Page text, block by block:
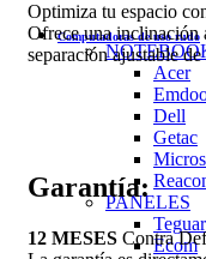
Computadoras de uso rudo
Acer
Dell
Getac
PANELES
Teguar
Ecom
Optimiza tu espacio
Ofrece una inclinación
separación ajustable
Garantía:
12 MESES Contra